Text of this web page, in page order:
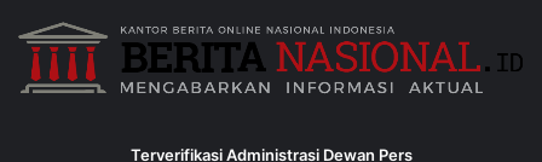
Terverifikasi Administrasi Dewan Pers